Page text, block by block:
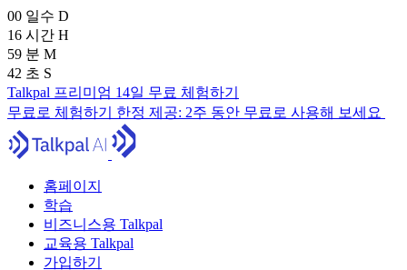
00 일수 D
16 시간 H
59 분 M
41 초 S
Talkpal 프리미엄 14일 무료 체험하기
무료로 체험하기 한정 제공: 2주 동안 무료로 사용해 보세요
홈페이지
학습
비즈니스용 Talkpal
교육용 Talkpal
가입하기